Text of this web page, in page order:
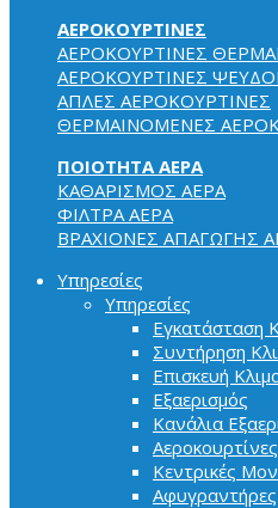
ΑΕΡΟΚΟΥΡΤΙΝΕΣ
ΑΕΡΟΚΟΥΡΤΙΝΕΣ
ΑΕΡΟΚΟΥΡΤΙΝΕΣ
ΑΠΛΕΣ ΑΕΡΟΚΟΥΡΤΙΝΕΣ
ΘΕΡΜΑΙΝΟΜΕΝΕΣ
ΠΟΙΟΤΗΤΑ ΑΕΡΑ
ΚΑΘΑΡΙΣΜΟΣ ΑΕΡΑ
ΦΙΛΤΡΑ ΑΕΡΑ
ΒΡΑΧΙΟΝΕΣ ΑΠΑΓΩΓΗΣ
Υπηρεσίες
Υπηρεσίες
Εγκατάσταση
Συντήρηση
Επισκευή
Εξαερισμός
Κανάλια
Αεροκουρτίνες
Κεντρικές
Αφυγραντήρες